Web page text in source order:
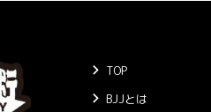
TOP
BJJとは